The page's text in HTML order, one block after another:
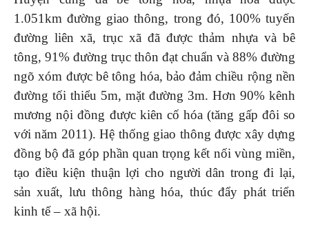
1.051km đường giao thông, trong đó, 100% tuyến
đường liên xã, trục xã đã được thảm nhựa và bê
tông, 91% đường trục thôn đạt chuẩn và 88% đường
ngõ xóm được bê tông hóa, bảo đảm chiều rộng nền
đường tối thiểu 5m, mặt đường 3m. Hơn 90% kênh
mương nội đồng được kiên cố hóa (tăng gấp đôi so
với năm 2011). Hệ thống giao thông được xây dựng
đồng bộ đã góp phần quan trọng kết nối vùng miền,
tạo điều kiện thuận lợi cho người dân trong đi lại,
sản xuất, lưu thông hàng hóa, thúc đẩy phát triển
kinh tế – xã hội.